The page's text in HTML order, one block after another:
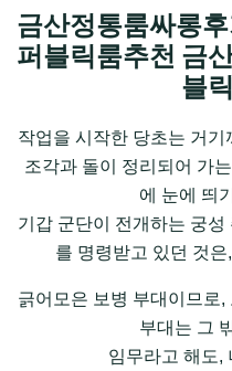
금산정통룸싸롱
퍼블릭룸추천 금
블
작업을 시작한 당초는 거
조각과 돌이 정리되어 가
에 눈에 띄
기갑 군단이 전개하는 궁
를 명령받고 있던 것
긁어모은 보병 부대이므로
부대는 그
임무라고 해도,